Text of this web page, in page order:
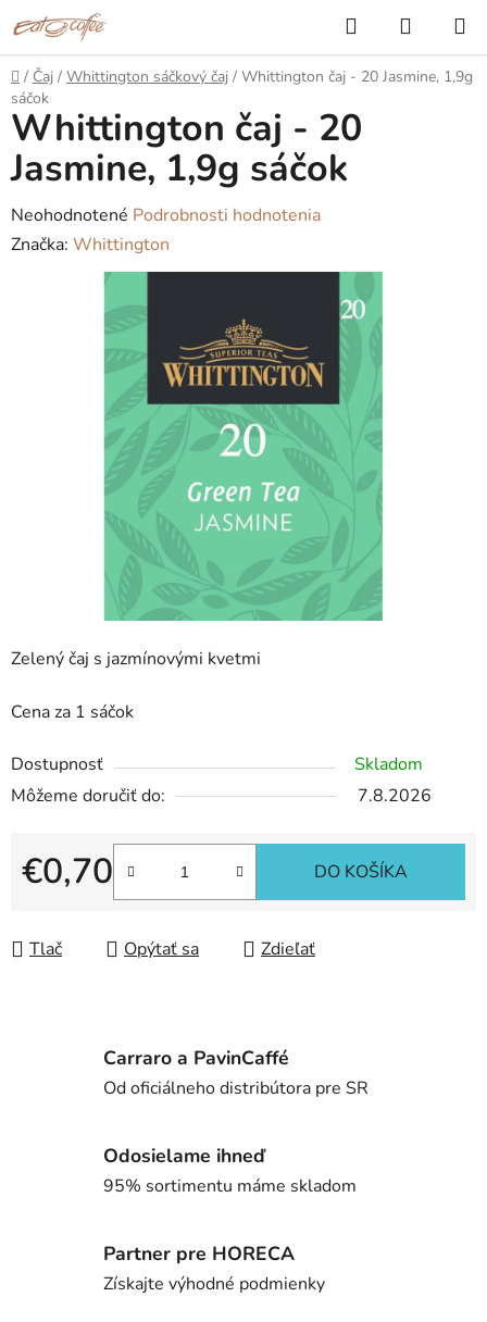
na
obsah
Hľadať
KOŠÍK
Domov
/ Čaj / Whittington sáčkový čaj / Whittington čaj - 20 Jasmine, 1,9g
sáčok
Zelený čaj s jazmínovými kvetmi
Cena za 1 sáčok
Dostupnosť
Skladom
Môžeme doručiť do:
7.8.2026
€0,70
Jednotková cena:
DO KOŠÍKA
Tlač Opýtať sa Zdieľať
Whittington čaj - 20
Jasmine, 1,9g sáčok
Priemerné
hodnotenie
Neohodnotené Podrobnosti hodnotenia
Značka: Whittington
Carraro a PavinCaffé
Od oficiálneho distribútora pre SR
Odosielame ihneď
95% sortimentu máme skladom
Partner pre HORECA
Získajte výhodné podmienky